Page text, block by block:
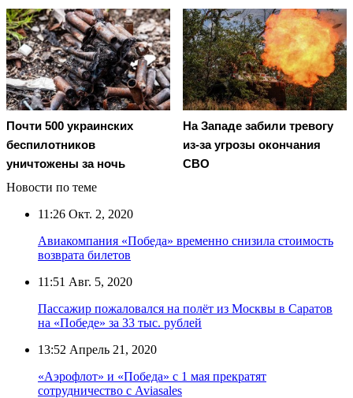
Почти 500 украинских
беспилотников
уничтожены за ночь
На Западе забили тревогу
из-за угрозы окончания
СВО
Новости по теме
11:26 Окт. 2, 2020
Авиакомпания «Победа» временно снизила стоимость
возврата билетов
11:51 Авг. 5, 2020
Пассажир пожаловался на полёт из Москвы в Саратов
на «Победе» за 33 тыс. рублей
13:52 Апрель 21, 2020
«Аэрофлот» и «Победа» с 1 мая прекратят
сотрудничество с Aviasales